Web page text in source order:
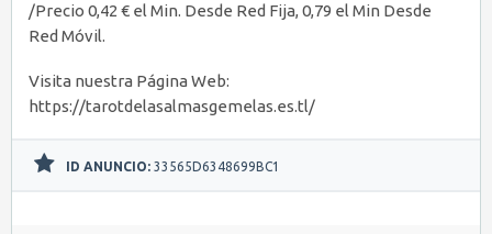
/Precio 0,42 € el Min. Desde Red Fija, 0,79 el Min Desde
Red Móvil.
Visita nuestra Página Web:
https://tarotdelasalmasgemelas.es.tl/
ID ANUNCIO: 33565D6348699BC1